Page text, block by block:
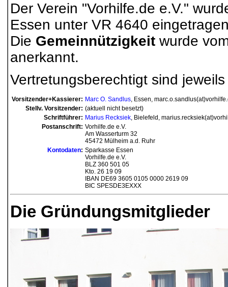
Der Verein "Vorhilfe.de e.V."
Essen unter VR 4640
Die Gemeinnützigkeit wurde
anerkannt.
Vertretungsberechtigt sind
Vorsitzender+Kassierer: Marc O. Sandlus, Essen,
Stellv. Vorsitzender: (aktuell nicht besetzt)
Schriftführer: Marius Recksiek, Bielefeld,
Postanschrift: Vorhilfe.de e.V.
Am Wasserturm 32
45472 Mülheim a.d. Ruhr
Kontodaten: Sparkasse Essen
Vorhilfe.de e.V.
BLZ 360 501 05
Kto. 26 19 09
IBAN DE69 3605 0105 0000 2619 09
BIC SPESDE3EXXX
Die Gründungsmitglieder